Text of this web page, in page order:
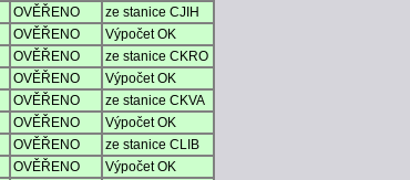
OVĚŘENO
ze stanice CJIH
OVĚŘENO
Výpočet OK
OVĚŘENO
ze stanice CKRO
OVĚŘENO
Výpočet OK
OVĚŘENO
ze stanice CKVA
OVĚŘENO
Výpočet OK
OVĚŘENO
ze stanice CLIB
OVĚŘENO
Výpočet OK